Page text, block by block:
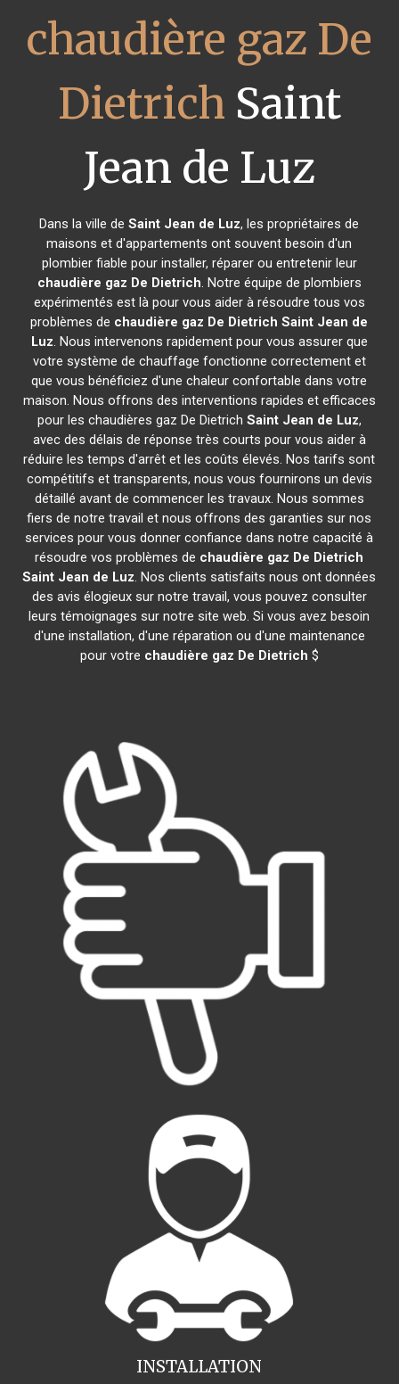
chaudière gaz De
Dietrich Saint
Jean de Luz
Dans la ville deSaint Jean de Luz, les propriétaires de
maisons et d'appartements ont souvent besoin d'un
plombier fiable pour installer, réparer ou entretenir leur
chaudière gaz De Dietrich. Notre équipe de plombiers
expérimentés est là pour vous aider à résoudre tous vos
problèmes de chaudière gaz De Dietrich Saint Jean de
Luz. Nous intervenons rapidement pour vous assurer que
votre système de chauffage fonctionne correctement et
que vous bénéficiez d'une chaleur confortable dans votre
maison. Nous offrons des interventions rapides et efficaces
pour les chaudières gaz De Dietrich Saint Jean de Luz,
avec des délais de réponse très courts pour vous aider à
réduire les temps d'arrêt et les coûts élevés. Nos tarifs sont
compétitifs et transparents, nous vous fournirons un devis
détaillé avant de commencer les travaux. Nous sommes
fiers de notre travail et nous offrons des garanties sur nos
services pour vous donner confiance dans notre capacité à
résoudre vos problèmes de chaudière gaz De Dietrich
Saint Jean de Luz. Nos clients satisfaits nous ont données
des avis élogieux sur notre travail, vous pouvez consulter
leurs témoignages sur notre site web. Si vous avez besoin
d'une installation, d'une réparation ou d'une maintenance
pour votre chaudière gaz De Dietrich $
INSTALLATION